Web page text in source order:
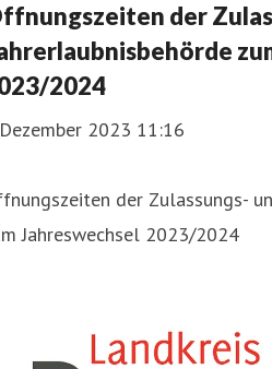
der
2024
2023 11:16
der Zulassungs-
Jahreswechsel 2023/2024